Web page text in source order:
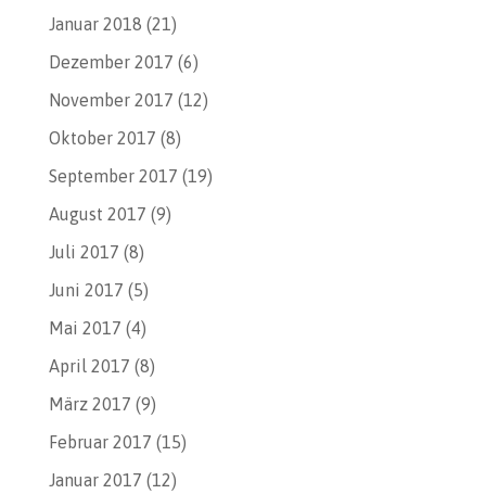
Januar 2018 (21)
Dezember 2017 (6)
November 2017 (12)
Oktober 2017 (8)
September 2017 (19)
August 2017 (9)
Juli 2017 (8)
Juni 2017 (5)
Mai 2017 (4)
April 2017 (8)
März 2017 (9)
Februar 2017 (15)
Januar 2017 (12)